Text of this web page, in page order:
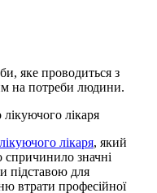
яке проводиться з
на потреби людини.
лікаря
лікуючого лікаря, який
спричинило значні
підставою для
втрати професійної